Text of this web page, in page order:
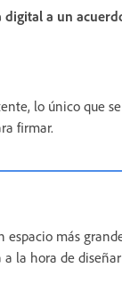
a un
lo único que
firmar.
espacio más
la hora de